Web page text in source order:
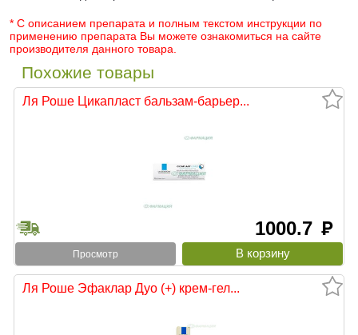
* С описанием препарата и полным текстом инструкции по
применению препарата Вы можете ознакомиться на сайте
производителя данного товара.
Похожие товары
Ля Роше Цикапласт бальзам-барьер...
1000.7 руб
Просмотр
Ля Роше Эфаклар Дуо (+) крем-гел...